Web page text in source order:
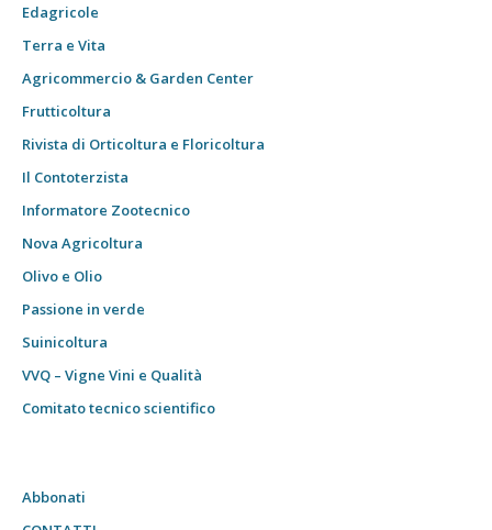
Edagricole
Terra e Vita
Agricommercio & Garden Center
Frutticoltura
Rivista di Orticoltura e Floricoltura
Il Contoterzista
Informatore Zootecnico
Nova Agricoltura
Olivo e Olio
Passione in verde
Suinicoltura
VVQ – Vigne Vini e Qualità
Comitato tecnico scientifico
Abbonati